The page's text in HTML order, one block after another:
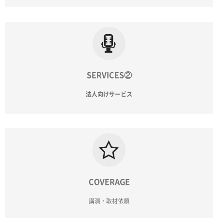
SERVICES②
法人向けサービス
COVERAGE
講演・取材依頼